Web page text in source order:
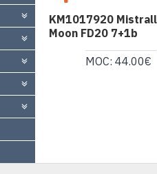
KM1017920
Moon FD20 7+1b
MOC: 44.00€